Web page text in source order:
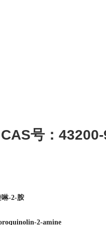
号：
啉-2-胺
2-amine